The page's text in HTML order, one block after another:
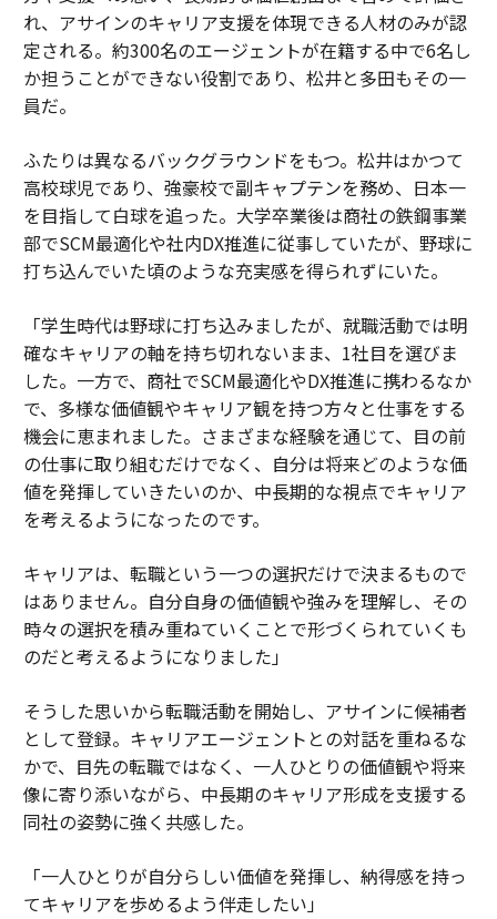
れ、アサインのキャリア支援を体現できる人材のみが認
定される。約300名のエージェントが在籍する中で6名し
か担うことができない役割であり、松井と多田もその一
員だ。
ふたりは異なるバックグラウンドをもつ。松井はかつて
高校球児であり、強豪校で副キャプテンを務め、日本一
を目指して白球を追った。大学卒業後は商社の鉄鋼事業
部でSCM最適化や社内DX推進に従事していたが、野球に
打ち込んでいた頃のような充実感を得られずにいた。
「学生時代は野球に打ち込みましたが、就職活動では明
確なキャリアの軸を持ち切れないまま、1社目を選びま
した。一方で、商社でSCM最適化やDX推進に携わるなか
で、多様な価値観やキャリア観を持つ方々と仕事をする
機会に恵まれました。さまざまな経験を通じて、目の前
の仕事に取り組むだけでなく、自分は将来どのような価
値を発揮していきたいのか、中長期的な視点でキャリア
を考えるようになったのです。
キャリアは、転職という一つの選択だけで決まるもので
はありません。自分自身の価値観や強みを理解し、その
時々の選択を積み重ねていくことで形づくられていくも
のだと考えるようになりました」
そうした思いから転職活動を開始し、アサインに候補者
として登録。キャリアエージェントとの対話を重ねるな
かで、目先の転職ではなく、一人ひとりの価値観や将来
像に寄り添いながら、中長期のキャリア形成を支援する
同社の姿勢に強く共感した。
「一人ひとりが自分らしい価値を発揮し、納得感を持っ
てキャリアを歩めるよう伴走したい」